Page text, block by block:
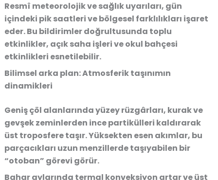
Resmî meteorolojik ve sağlık uyarıları, gün
içindeki pik saatleri ve bölgesel farklılıkları işaret
eder. Bu bildirimler doğrultusunda toplu
etkinlikler, açık saha işleri ve okul bahçesi
etkinlikleri esnetilebilir.
Bilimsel arka plan: Atmosferik taşınımın
dinamikleri
Geniş çöl alanlarında yüzey rüzgârları, kurak ve
gevşek zeminlerden ince partikülleri kaldırarak
üst troposfere taşır. Yüksekten esen akımlar, bu
parçacıkları uzun menzillerde taşıyabilen bir
“otoban” görevi görür.
Bahar aylarında termal konveksiyon artar ve üst